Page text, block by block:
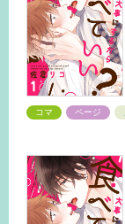
コマ ページ